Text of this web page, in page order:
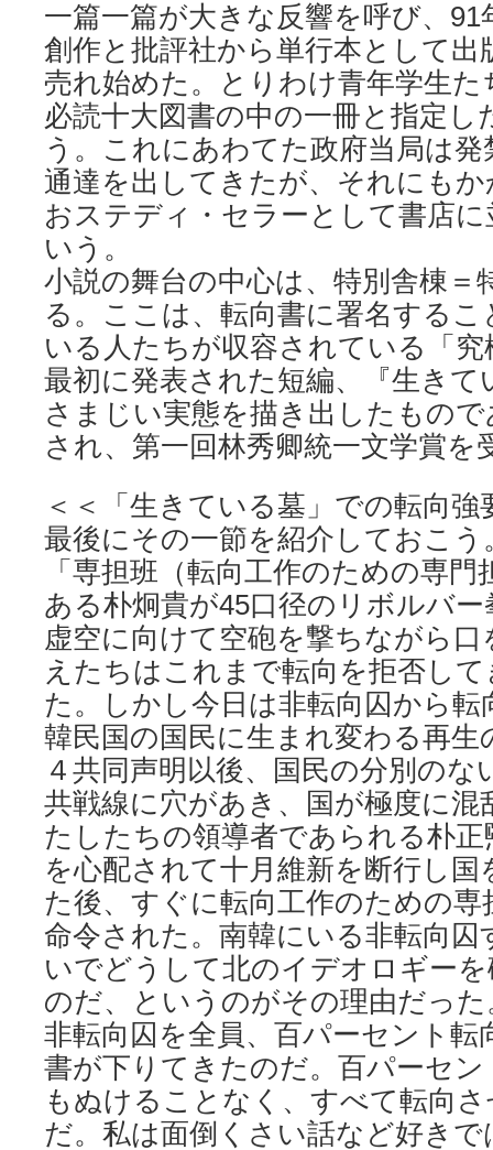
一篇一篇が大きな反響を呼び、91
創作と批評社から単行本として出
売れ始めた。とりわけ青年学生
必読十大図書の中の一冊と指定
う。これにあわてた政府当局は
通達を出してきたが、それにも
おステディ・セラーとして書店
いう。
小説の舞台の中心は、特別舎棟＝
る。ここは、転向書に署名する
いる人たちが収容されている「
最初に発表された短編、『生き
さまじい実態を描き出したもの
され、第一回林秀卿統一文学賞を
＜＜「生きている墓」での転向強
最後にその一節を紹介しておこう
「専担班（転向工作のための専
ある朴炯貴が45口径のリボルバ
虚空に向けて空砲を撃ちながら
えたちはこれまで転向を拒否し
た。しかし今日は非転向囚から
韓民国の国民に生まれ変わる再生
４共同声明以後、国民の分別のな
共戦線に穴があき、国が極度に
たしたちの領導者であられる朴
を心配されて十月維新を断行し
た後、すぐに転向工作のための
命令された。南韓にいる非転向
いでどうして北のイデオロギー
のだ、というのがその理由だっ
非転向囚を全員、百パーセント転
書が下りてきたのだ。百パーセ
もぬけることなく、すべて転向
だ。私は面倒くさい話など好き